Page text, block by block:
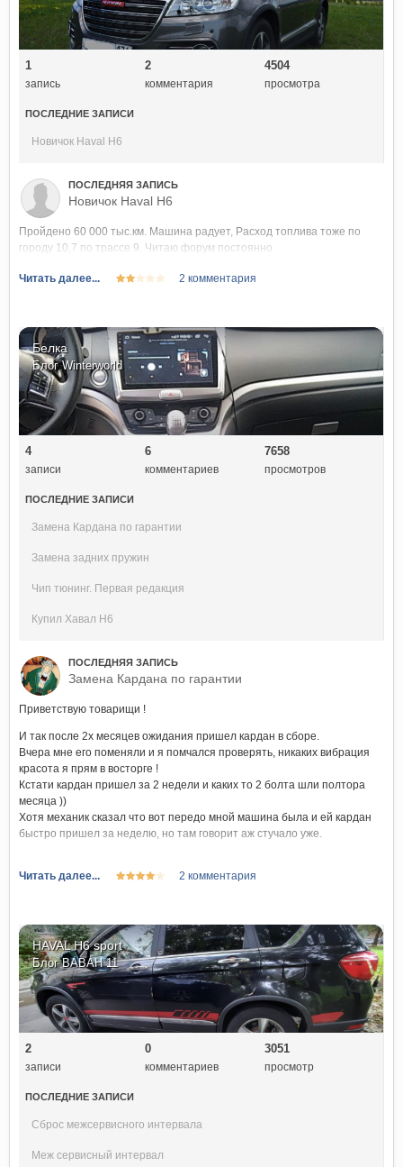
1
запись
2
комментария
4504
просмотра
ПОСЛЕДНИЕ ЗАПИСИ
Новичок Haval H6
ПОСЛЕДНЯЯ ЗАПИСЬ
Новичок Haval H6
Пройдено 60 000 тыс.км. Машина радует, Расход топлива тоже по
городу 10,7 по трассе 9. Читаю форум постоянно
Читать далее... 2 комментария
Белка
БлогWinterworld
4
записи
6
комментариев
7658
просмотров
ПОСЛЕДНИЕ ЗАПИСИ
Замена Кардана по гарантии
Замена задних пружин
Чип тюнинг. Первая редакция
Купил Хавал Н6
ПОСЛЕДНЯЯ ЗАПИСЬ
Замена Кардана по гарантии
Приветствую товарищи !
И так после 2х месяцев ожидания пришел кардан в сборе.
Вчера мне его поменяли и я помчался проверять, никаких вибрация
красота я прям в восторге !
Кстати кардан пришел за 2 недели и каких то 2 болта шли полтора
месяца ))
Хотя механик сказал что вот передо мной машина была и ей кардан
быстро пришел за неделю, но там говорит аж стучало уже.
сильно заметной но как буд то едешь на овальной резине.
Вибрация на руль не идет она идет на кузов, с 60 до 80км\ч потом с
100 до 110км\ч и после 140км\ч тут же чуть ли не скакать начинала.
В итоге сейчас счастлив как слон.
Читать далее... 2 комментария
HAVAL H6 sport
БлогВАВАН 11
2
записи
0
комментариев
3051
просмотр
ПОСЛЕДНИЕ ЗАПИСИ
Сброс межсервисного интервала
Меж сервисный интервал